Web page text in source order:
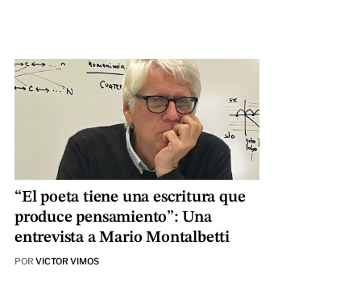
“El poeta tiene una escritura que
produce pensamiento”: Una
entrevista a Mario Montalbetti
POR VICTOR VIMOS